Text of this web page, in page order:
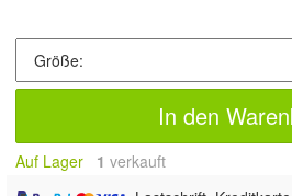
In den
Auf Lager 1 verkauft